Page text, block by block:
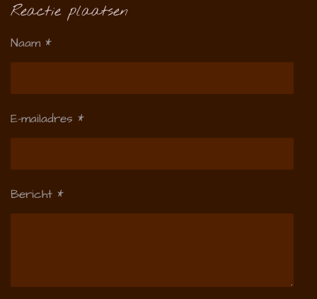
Reactie plaatsen
Naam *
E-mailadres *
Bericht *